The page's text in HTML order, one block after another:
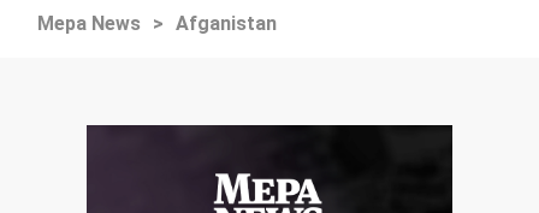
Mepa News > Afganistan